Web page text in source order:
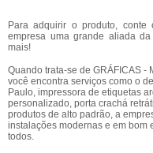
Para adquirir o produto,
empresa uma grande aliada
mais!
Quando trata-se de GRÁFICAS -
você encontra serviços como o
Paulo, impressora de etiquetas
personalizado, porta crachá
produtos de alto padrão, a
instalações modernas e em bom
todos.